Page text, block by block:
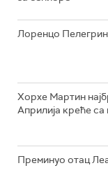
Лоренцо
Хорхе Мартин
Априлија креће са
Преминуо отац